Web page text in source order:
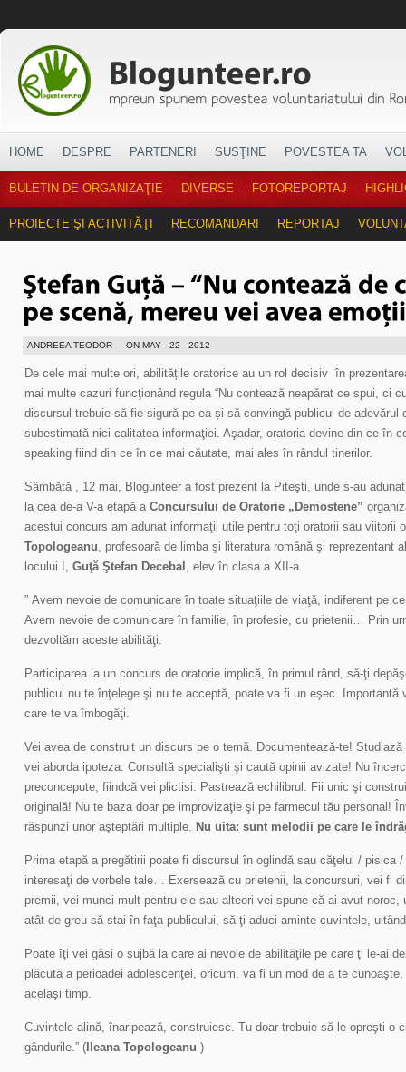
HOME DESPRE PARTENERI SUSŢINE POVESTEA TA
BULETIN DE ORGANIZAŢIE DIVERSE FOTOREPORTAJ
PROIECTE ŞI ACTIVITĂŢI RECOMANDARI REPORTAJ
ANDREEA TEODOR ON MAY - 22 - 2012
De cele mai multe ori, abilitățile oratorice au un rol decisiv în
mai multe cazuri funcţionând regula “Nu contează neapărat ce spui, ci
discursul trebuie să fie sigură pe ea și să convingă publicul de adevărul
subestimată nici calitatea informaţiei. Aşadar, oratoria devine din ce în
speaking fiind din ce în ce mai căutate, mai ales în rândul tinerilor.
Sâmbătă , 12 mai, Blogunteer a fost prezent la Piteşti, unde s-au
la cea de-a V-a etapă a Concursului de Oratorie „Demostene”
acestui concurs am adunat informaţii utile pentru toţi oratorii sau viitorii
Topologeanu, profesoară de limba şi literatura română şi reprezentant
locului I, Guţă Ştefan Decebal , elev în clasa a XII-a.
” Avem nevoie de comunicare în toate situaţiile de viaţă, indiferent pe
Avem nevoie de comunicare în familie, în profesie, cu prietenii… Prin
dezvoltăm aceste abilităţi.
Participarea la un concurs de oratorie implică, în primul rând, să-ţi
publicul nu te înţelege şi nu te acceptă, poate va fi un eşec.
care te va îmbogăţi.
Vei avea de construit un discurs pe o temă. Documentează-te!
vei aborda ipoteza. Consultă specialişti şi caută opinii avizate! Nu
preconcepute, fiindcă vei plictisi. Pastrează echilibrul. Fii unic şi
originală! Nu te baza doar pe improvizaţie şi pe farmecul tău personal!
răspunzi unor aşteptări multiple. Nu uita: sunt melodii pe care le
Prima etapă a pregătirii poate fi discursul în oglindă sau căţelul / pisica
interesaţi de vorbele tale… Exersează cu prietenii, la concursuri, vei fi
premii, vei munci mult pentru ele sau alteori vei spune că ai avut noroc,
atât de greu să stai în faţa publicului, să-ţi aduci aminte cuvintele,
Poate îţi vei găsi o sujbă la care ai nevoie de abilităţile pe care ţi le-ai
plăcută a perioadei adolescenţei, oricum, va fi un mod de a te
acelaşi timp.
Cuvintele alină, înaripează, construiesc. Tu doar trebuie să le opreşti o
gândurile.” ( Ileana Topologeanu )